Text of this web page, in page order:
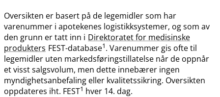
Oversikten er basert på de legemidler som har
varenummer i apotekenes logistikksystemer, og som av
den grunn er tatt inn i Direktoratet for medisinske
produkters FEST-database1. Varenummer gis ofte til
legemidler uten markedsføringstillatelse når de oppnår
et visst salgsvolum, men dette innebærer ingen
myndighetsanbefaling eller kvalitetssikring. Oversikten
oppdateres iht. FEST1 hver 14. dag.